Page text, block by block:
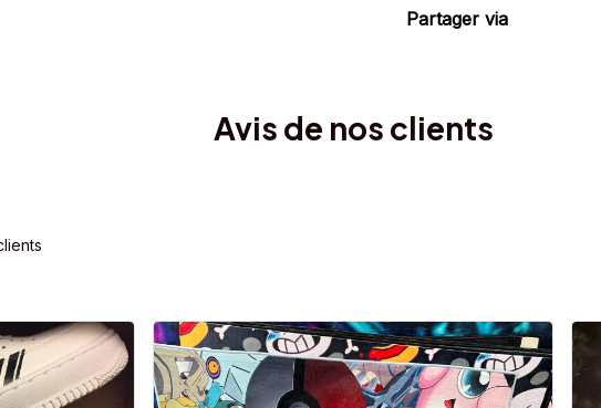
Partager via
Avis de nos clients